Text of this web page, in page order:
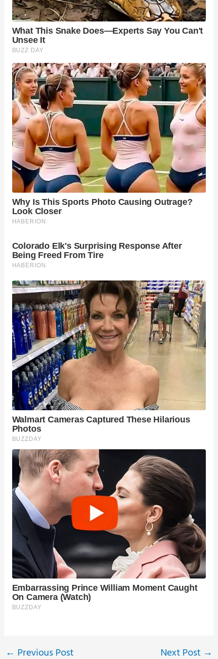
← Previous Post Next Post →